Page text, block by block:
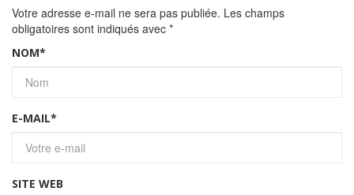
Votre adresse e-mail ne sera pas publiée. Les champs
obligatoires sont indiqués avec *
NOM*
E-MAIL*
SITE WEB